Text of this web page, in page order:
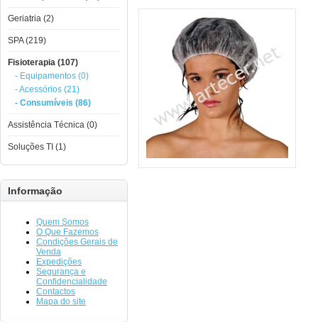
Geriatria (2)
SPA (219)
Fisioterapia (107)
- Equipamentos (0)
- Acessórios (21)
- Consumíveis (86)
Assistência Técnica (0)
Soluções TI (1)
Informação
Quem Somos
O Que Fazemos
Condições Gerais de
Venda
Expedições
Segurança e
Confidencialidade
Contactos
Mapa do site